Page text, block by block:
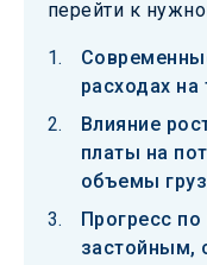
перейти к
расходах на
Влияние
платы на
объемы
Прогресс по
застойным,